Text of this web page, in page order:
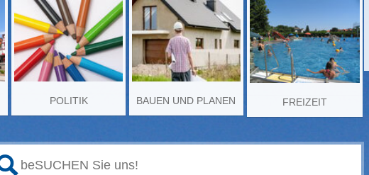
POLITIK BAUEN UND PLANEN FREIZEIT